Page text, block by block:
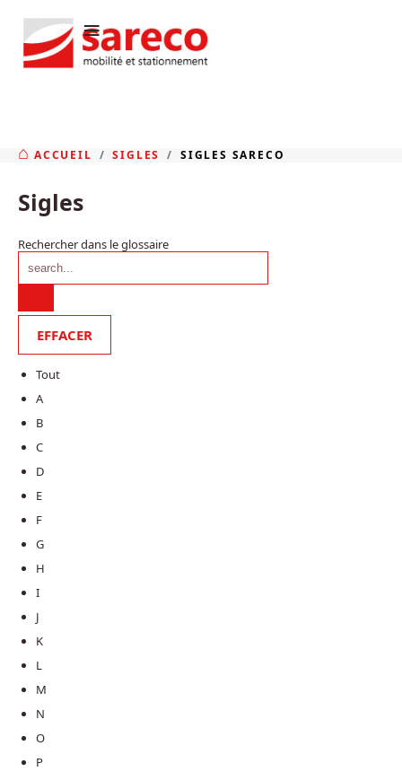
≡
ACCUEIL SIGLES SIGLES SARECO
Sigles
Rechercher dans le glossaire
Tout
A
B
C
D
E
F
G
H
I
J
K
L
M
N
O
P